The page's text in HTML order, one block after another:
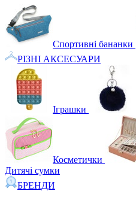
Спортивні бананки
РІЗНІ АКСЕСУАРИ
Іграшки
Косметички
Дитячі сумки
БРЕНДИ